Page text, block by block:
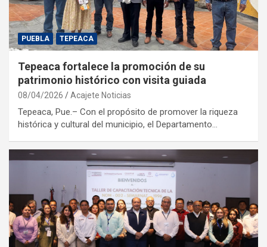
PUEBLA TEPEACA
Tepeaca fortalece la promoción de su
patrimonio histórico con visita guiada
08/04/2026 Acajete Noticias
Tepeaca, Pue.– Con el propósito de promover la riqueza
histórica y cultural del municipio, el Departamento…